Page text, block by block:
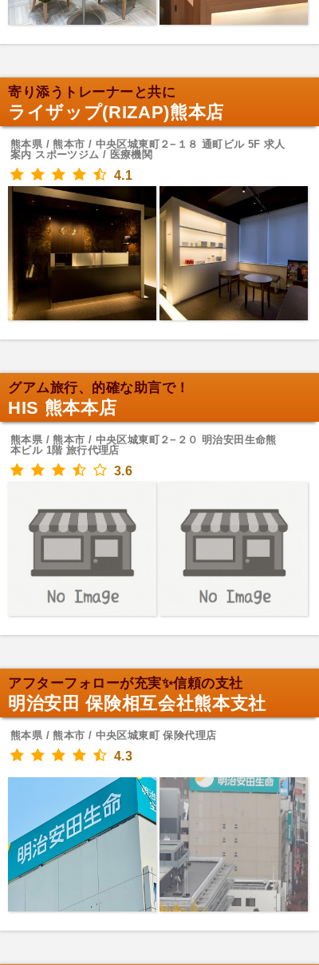
寄り添うトレーナーと共に
ライザップ(RIZAP)熊本店
熊本県 / 熊本市 / 中央区城東町２−１８ 通町ビル 5F 求人
案内 スポーツジム / 医療機関
4.1
グアム旅行、的確な助言で！
HIS 熊本本店
熊本県 / 熊本市 / 中央区城東町２−２０ 明治安田生命熊
本ビル 1階 旅行代理店
3.6
アフターフォローが充実✨信頼の支社
明治安田 保険相互会社熊本支社
熊本県 / 熊本市 / 中央区城東町 保険代理店
4.3